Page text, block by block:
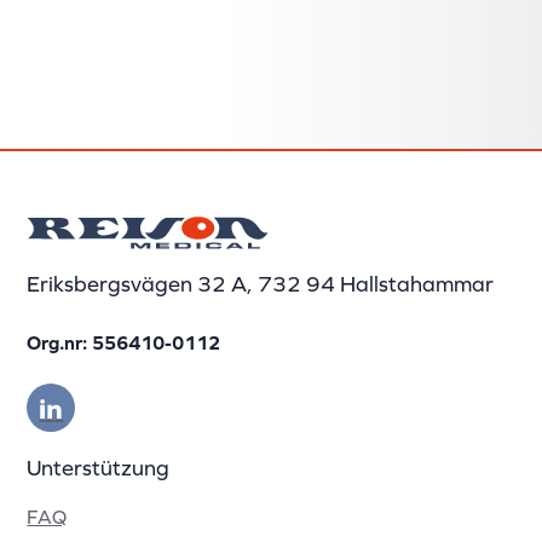
Eriksbergsvägen 32 A, 732 94 Hallstahammar
Org.nr: 556410-0112
Unterstützung
FAQ